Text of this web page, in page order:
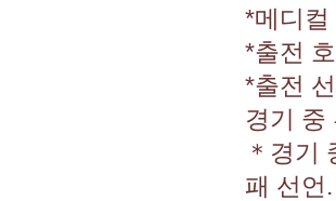
*메디컬
*출전
*출전
경기 중
＊경기
패 선언.